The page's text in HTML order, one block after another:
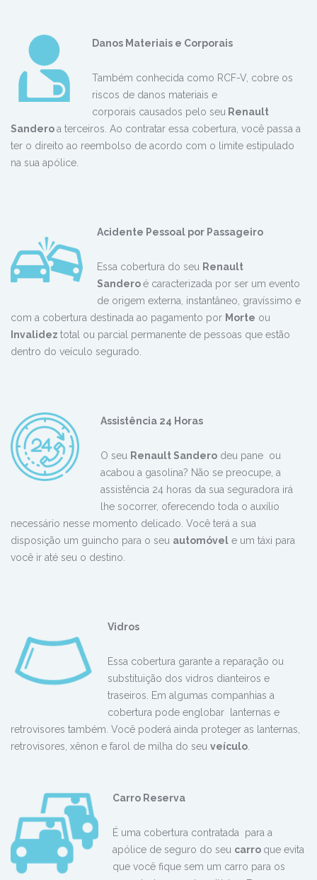
Danos Materiais e Corporais
Também conhecida como RCF-V, cobre os
riscos de danos materiais e
corporais causados pelo seu Renault
Sanderoa terceiros. Ao contratar essa cobertura, você passa a
ter o direito ao reembolso de acordo com o limite estipulado
na sua apólice.
Acid ente Pessoal por Passageiro
Essa cobertura do seu Renault
Sanderoé caracterizada por ser um evento
de origem externa, instantâneo, gravíssimo e
com a cobertura destinada ao pagamento por Morte ou
Invalidez total ou parcial permanente de pessoas que estão
dentro do veículo segurado.
Assistência 24 Horas
O seu Renault Sandero deu pane ou
acabou a gasolina? Não se preocupe, a
assistência 24 horas da sua seguradora irá
lhe socorrer, oferecendo toda o auxílio
necessário nesse momento delicado. Você terá a sua
disposição um guincho para o seu automóvel e um táxi para
você ir até seu o destino.
Vidros
Essa cobertura garante a reparação ou
substituição dos vidros dianteiros e
traseiros. Em algumas companhias a
cobertura pode englobar lanternas e
retrovisores também. Você poderá ainda proteger as lanternas,
retrovisores, xênon e farol de milha do seu veículo
Carro Reserva
É uma cobertura contratada para a
apólice de seguro do seu carro que evita
que você fique sem um carro para os